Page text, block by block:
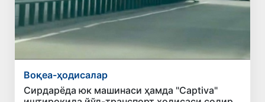
Воқеа-ҳодисалар
Сирдарёда юк машинаси ҳамда "Captiva"